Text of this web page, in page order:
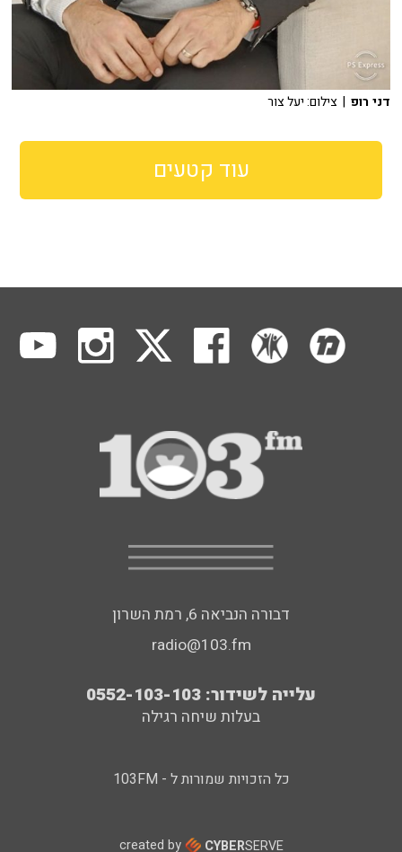
דני רופ | צילום: יעל צור
עוד קטעים
דבורה הנביאה 6, רמת השרון
radio@103.fm
עלייה לשידור: 0552-103-103
בעלות שיחה רגילה
כל הזכויות שמורות ל - 103FM
created by CYBERSERVE